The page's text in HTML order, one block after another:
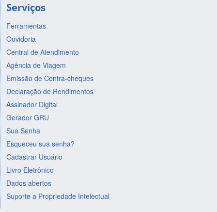
Serviços
Ferramentas
Ouvidoria
Central de Atendimento
Agência de Viagem
Emissão de Contra-cheques
Declaração de Rendimentos
Assinador Digital
Gerador GRU
Sua Senha
Esqueceu sua senha?
Cadastrar Usuário
Livro Eletrônico
Dados abertos
Suporte a Propriedade Intelectual